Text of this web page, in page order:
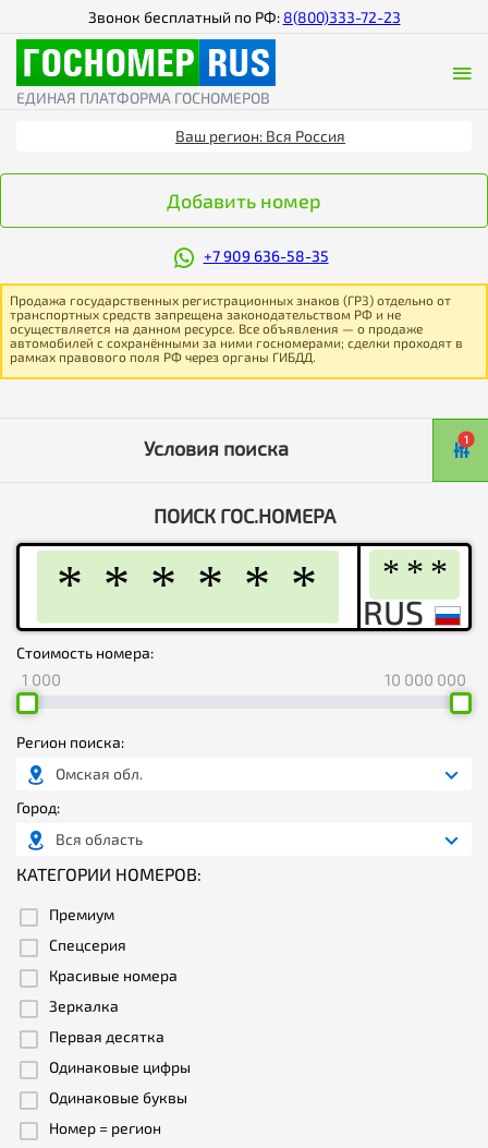
Звонок бесплатный по РФ: 8(800)333-72-23
ЕДИНАЯ ПЛАТФОРМА ГОСНОМЕРОВ
Ваш регион: Вся Россия
Добавить номер
+7 909 636-58-35
Продажа государственных регистрационных знаков (ГРЗ) отдельно от
транспортных средств запрещена законодательством РФ и не
осуществляется на данном ресурсе. Все объявления — о продаже
автомобилей с сохранёнными за ними госномерами; сделки проходят в
рамках правового поля РФ через органы ГИБДД.
Условия поиска 1
ПОИСК ГОС.НОМЕРА
Стоимость номера:
1 000 10 000 000
Регион поиска:
Омская обл.
Город:
Вся область
КАТЕГОРИИ НОМЕРОВ:
Премиум
Спецсерия
Красивые номера
Зеркалка
Первая десятка
Одинаковые цифры
Одинаковые буквы
Номер = регион